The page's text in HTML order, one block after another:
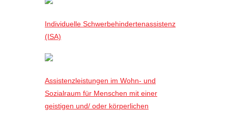
Individuelle Schwerbehindertenassistenz
(ISA)
Assistenzleistungen im Wohn- und
Sozialraum für Menschen mit einer
geistigen und/ oder körperlichen